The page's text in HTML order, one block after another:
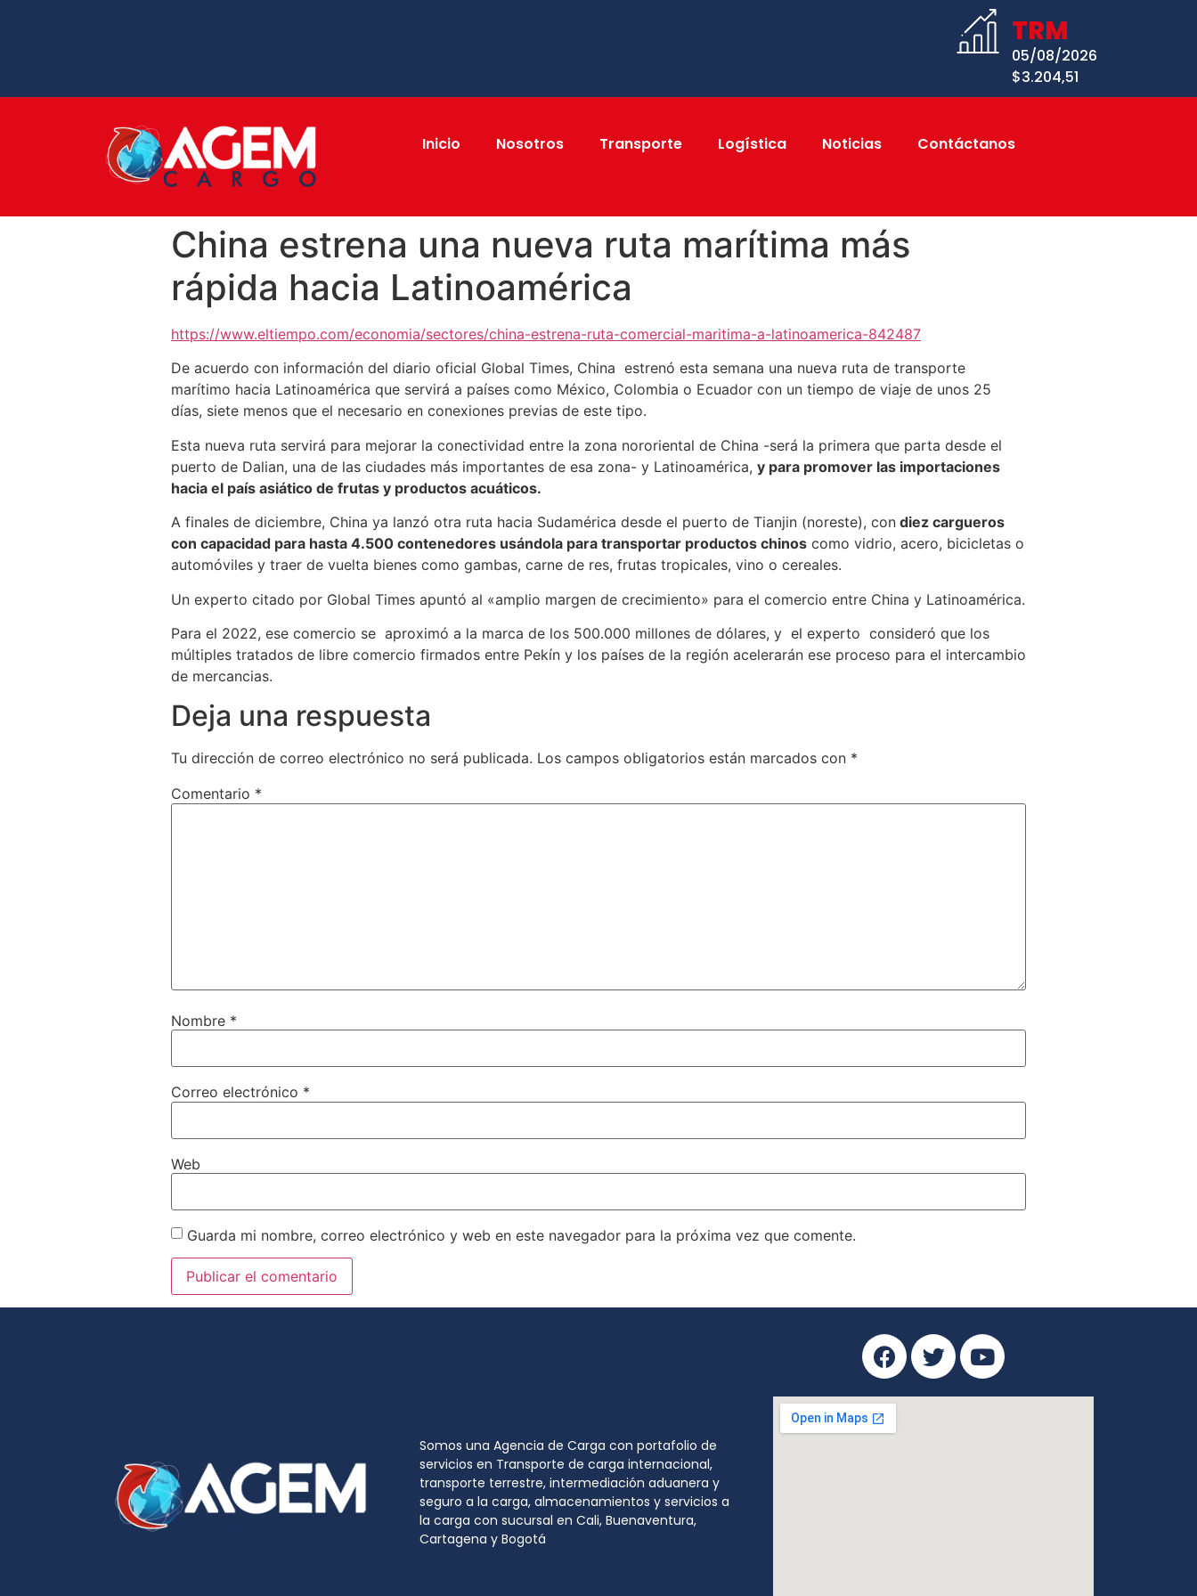
TRM
05/08/2026
$3.204,51
Inicio Nosotros Transporte Logística Noticias Contáctanos
China estrena una nueva ruta marítima más
rápida hacia Latinoamérica
https://www.eltiempo.com/economia/sectores/china-estrena-ruta-comercial-maritima-a-latinoamerica-842487
De acuerdo con información del diario oficial Global Times, China estrenó esta semana una nueva ruta de transporte
marítimo hacia Latinoamérica que servirá a países como México, Colombia o Ecuador con un tiempo de viaje de unos 25
días, siete menos que el necesario en conexiones previas de este tipo.
Esta nueva ruta servirá para mejorar la conectividad entre la zona nororiental de China -será la primera que parta desde el
puerto de Dalian, una de las ciudades más importantes de esa zona- y Latinoamérica, y para promover las importaciones
hacia el país asiático de frutas y productos acuáticos.
A finales de diciembre, China ya lanzó otra ruta hacia Sudamérica desde el puerto de Tianjin (noreste), con diez cargueros
con capacidad para hasta 4.500 contenedores usándola para transportar productos chinos como vidrio, acero, bicicletas o
automóviles y traer de vuelta bienes como gambas, carne de res, frutas tropicales, vino o cereales.
Un experto citado por Global Times apuntó al «amplio margen de crecimiento» para el comercio entre China y Latinoamérica.
Para el 2022, ese comercio se aproximó a la marca de los 500.000 millones de dólares, y el experto consideró que los
múltiples tratados de libre comercio firmados entre Pekín y los países de la región acelerarán ese proceso para el intercambio
de mercancias.
Deja una respuesta
Tu dirección de correo electrónico no será publicada. Los campos obligatorios están marcados con *
Comentario *
Nombre *
Correo electrónico *
Web
Guarda mi nombre, correo electrónico y web en este navegador para la próxima vez que comente.
Somos una Agencia de Carga con portafolio de
servicios en Transporte de carga internacional,
transporte terrestre, intermediación aduanera y
seguro a la carga, almacenamientos y servicios a
la carga con sucursal en Cali, Buenaventura,
Cartagena y Bogotá